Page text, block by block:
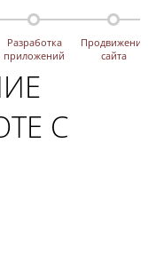
Разработка
приложений
Продвижение
сайта
С